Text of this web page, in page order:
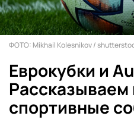
ФОТО: Mikhail Kolesnikov /
Еврокубки и
Рассказываем
спортивные